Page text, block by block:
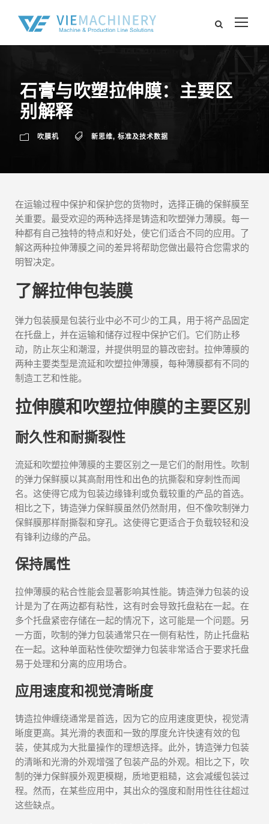
石膏与吹塑拉伸膜：主要区
别解释
吹膜机 新思维, 标准及技术数据
在运输过程中保护和保护您的货物时，选择正确的保鲜膜至
关重要。最受欢迎的两种选择是铸造和吹塑弹力薄膜。每一
种都有自己独特的特点和好处，使它们适合不同的应用。了
解这两种拉伸薄膜之间的差异将帮助您做出最符合您需求的
明智决定。
了解拉伸包装膜
弹力包装膜是包装行业中必不可少的工具，用于将产品固定
在托盘上，并在运输和储存过程中保护它们。它们防止移
动，防止灰尘和潮湿，并提供明显的篡改密封。拉伸薄膜的
两种主要类型是流延和吹塑拉伸薄膜，每种薄膜都有不同的
制造工艺和性能。
拉伸膜和吹塑拉伸膜的主要区别
耐久性和耐撕裂性
流延和吹塑拉伸薄膜的主要区别之一是它们的耐用性。吹制
的弹力保鲜膜以其高耐用性和出色的抗撕裂和穿刺性而闻
名。这使得它成为包装边缘锋利或负载较重的产品的首选。
相比之下，铸造弹力保鲜膜虽然仍然耐用，但不像吹制弹力
保鲜膜那样耐撕裂和穿孔。这使得它更适合于负载较轻和没
有锋利边缘的产品。
保持属性
拉伸薄膜的粘合性能会显著影响其性能。铸造弹力包装的设
计是为了在两边都有粘性，这有时会导致托盘粘在一起。在
多个托盘紧密存储在一起的情况下，这可能是一个问题。另
一方面，吹制的弹力包装通常只在一侧有粘性，防止托盘粘
在一起。这种单面粘性使吹塑弹力包装非常适合于要求托盘
易于处理和分离的应用场合。
应用速度和视觉清晰度
铸造拉伸缠绕通常是首选，因为它的应用速度更快，视觉清
晰度更高。其光滑的表面和一致的厚度允许快速有效的包
装，使其成为大批量操作的理想选择。此外，铸造弹力包装
的清晰和光滑的外观增强了包装产品的外观。相比之下，吹
制的弹力保鲜膜外观更模糊，质地更粗糙，这会减缓包装过
程。然而，在某些应用中，其出众的强度和耐用性往往超过
这些缺点。